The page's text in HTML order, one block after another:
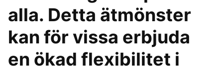
alla. Detta ätmönster
kan för vissa erbjuda
en ökad flexibilitet i